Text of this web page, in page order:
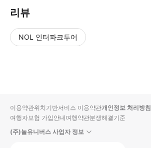
리뷰
NOL 인터파크투어
입니
다.
순
상
이용약관위치기반서비스 이용약관개인정보 처리방침
여행자보험 가입안내여행약관분쟁해결기준
(주)놀유니버스 사업자 정보